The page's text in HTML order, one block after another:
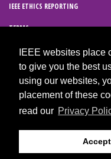
IEEE websites place
to give you the best
using our websites,
placement of these
read our Privacy
IEEE ETHICS REPORTING
TERMS
IEEE PRIVACY POLICY
© Copyright 2026 IEEE – All
IEEE is the world’s largest
to advancing technology for